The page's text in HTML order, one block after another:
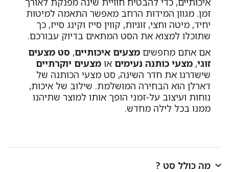
זמן. מגוון המידות הרחב מאפשר התאמה למיטות
יחיד, מיטה וחצי, זוגיות, קווין סייז וקינג סייז, כך
שתוכלו למצוא את הסט המתאים בדיוק עבורכם.
אם אתם מחפשים מצעים איכותיים, סט מצעים
זוגי, מצעי כותנה נעימים או מצעים יוקרתיים
שישדרגו את חדר השינה, סט מצעי הכותנה של
דארלן הוא הבחירה המושלמת. שילוב של איכות,
נוחות ועיצוב על-זמני הופך אותו למוצר שתיהנו
ממנו בכל לילה מחדש.
מה כולל סט ?